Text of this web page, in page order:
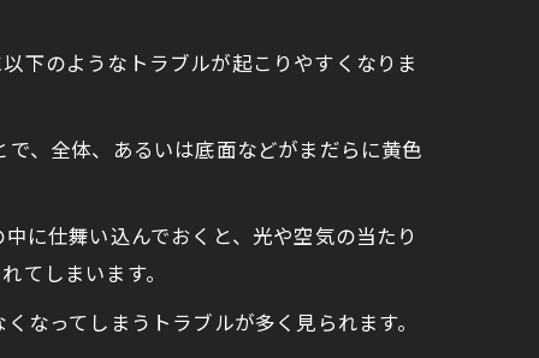
下のようなトラブルが起こりやすくなりま
、全体、あるいは底面などがまだらに黄色
に仕舞い込んでおくと、光や空気の当たり
てしまいます。
なってしまうトラブルが多く見られます。